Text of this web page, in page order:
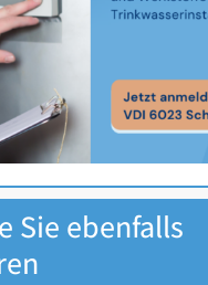
Sie ebenfalls